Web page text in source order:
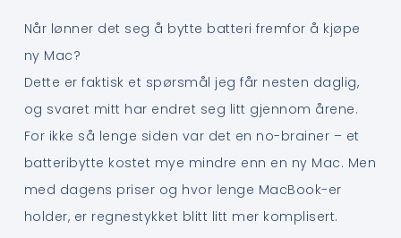
Når lønner det seg å bytte batteri fremfor å kjøpe
ny Mac?
Dette er faktisk et spørsmål jeg får nesten daglig,
og svaret mitt har endret seg litt gjennom årene.
For ikke så lenge siden var det en no-brainer – et
batteribytte kostet mye mindre enn en ny Mac. Men
med dagens priser og hvor lenge MacBook-er
holder, er regnestykket blitt litt mer komplisert.